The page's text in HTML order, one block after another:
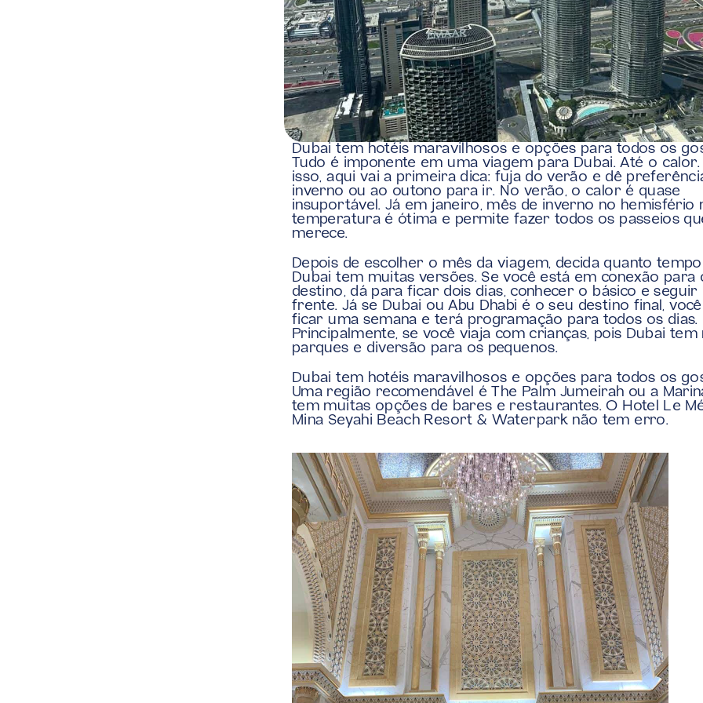
Dubai tem hotéis maravilhosos e opções para todos os
Tudo é imponente em uma viagem para Dubai. Até o
isso, aqui vai a primeira dica: fuja do verão e dê
inverno ou ao outono para ir. No verão, o calor é quase
insuportável. Já em janeiro, mês de inverno no hemisfério
temperatura é ótima e permite fazer todos os passeios
merece.
Depois de escolher o mês da viagem, decida quanto
Dubai tem muitas versões. Se você está em conexão para
destino, dá para ficar dois dias, conhecer o básico e seguir
frente. Já se Dubai ou Abu Dhabi é o seu destino final,
ficar uma semana e terá programação para todos os dias.
Principalmente, se você viaja com crianças, pois Dubai tem
parques e diversão para os pequenos.
Dubai tem hotéis maravilhosos e opções para todos os
Uma região recomendável é The Palm Jumeirah ou a
tem muitas opções de bares e restaurantes. O Hotel Le
Mina Seyahi Beach Resort & Waterpark não tem erro.